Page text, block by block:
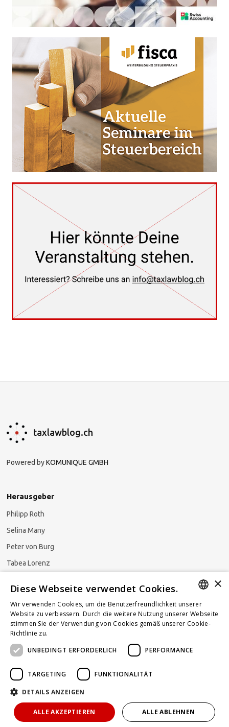
taxlawblog.ch
Powered byKOMUNIQUE GMBH
Herausgeber
Philipp Roth
Selina Many
Peter von Burg
Tabea Lorenz
Newsletter abonnieren
Powered by KOMUNIQUE
hello@taxlawblog.ch
IMPRESSUM
DATENSCHUTZ HAFTUNGSAUSSCHLUSS
GERMAN
FRENCH
×
Diese Webseite verwendet Cookies.
Wir verwenden Cookies, um die Benutzerfreundlichkeit unserer
Website zu verbessern. Durch die weitere Nutzung unserer Webseite
stimmen Sie der Verwendung von Cookies gemäß unserer Cookie-
Richtlinie zu.
UNBEDINGT ERFORDERLICH
PERFORMANCE
TARGETING FUNKTIONALITÄT
DETAILS ANZEIGEN
ALLE AKZEPTIEREN ALLE ABLEHNEN